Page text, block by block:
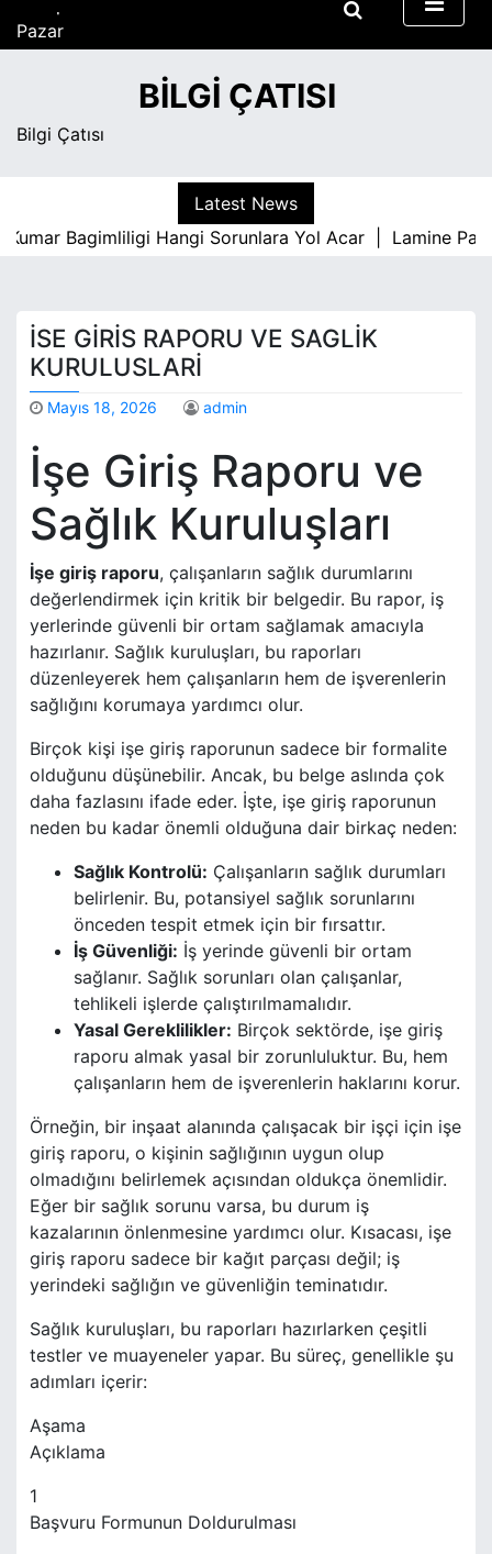
Pazar
Ağustos 9, 2026
BILGI ÇATISI
Bilgi Çatısı
Latest News
Bagimliligi Hangi Sorunlara Yol Acar |
Lamine
İSE GIRIS RAPORU VE SAGLIK
KURULUSLARI
Mayıs 18, 2026 admin
İşe Giriş Raporu ve
Sağlık Kuruluşları
İşe giriş raporu, çalışanların sağlık durumlarını
değerlendirmek için kritik bir belgedir. Bu rapor, iş
yerlerinde güvenli bir ortam sağlamak amacıyla
hazırlanır. Sağlık kuruluşları, bu raporları
düzenleyerek hem çalışanların hem de işverenlerin
sağlığını korumaya yardımcı olur.
Birçok kişi işe giriş raporunun sadece bir formalite
olduğunu düşünebilir. Ancak, bu belge aslında çok
daha fazlasını ifade eder. İşte, işe giriş raporunun
neden bu kadar önemli olduğuna dair birkaç neden:
Sağlık Kontrolü: Çalışanların sağlık durumları
belirlenir. Bu, potansiyel sağlık sorunlarını
önceden tespit etmek için bir fırsattır.
İş Güvenliği: İş yerinde güvenli bir ortam
sağlanır. Sağlık sorunları olan çalışanlar,
tehlikeli işlerde çalıştırılmamalıdır.
Yasal Gereklilikler: Birçok sektörde, işe giriş
raporu almak yasal bir zorunluluktur. Bu, hem
çalışanların hem de işverenlerin haklarını korur.
Örneğin, bir inşaat alanında çalışacak bir işçi için işe
giriş raporu, o kişinin sağlığının uygun olup
olmadığını belirlemek açısından oldukça önemlidir.
Eğer bir sağlık sorunu varsa, bu durum iş
kazalarının önlenmesine yardımcı olur. Kısacası, işe
giriş raporu sadece bir kağıt parçası değil; iş
yerindeki sağlığın ve güvenliğin teminatıdır.
Sağlık kuruluşları, bu raporları hazırlarken çeşitli
testler ve muayeneler yapar. Bu süreç, genellikle şu
adımları içerir:
Aşama
Açıklama
1
Başvuru Formunun Doldurulması